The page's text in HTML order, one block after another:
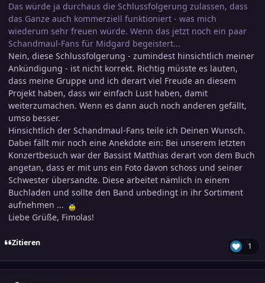
Das würde ja durchaus die Schlussfolgerung zulassen, dass
das Ganze auch kommerziell funktioniert - was mich
wiederum sehr freuen würde. Wenn das jetzt noch ein paar
Schandmaul-Fans für Midgard begeistert...
Nein, diese Schlussfolgerung - zumindest hinsichtlich meiner
Ankündigung - ist nicht korrekt. Richtig müsste es lauten,
dass meine Gruppe und ich derart viel Freude an diesem
Projekt haben, dass wir einfach Lust haben, damit
weiterzumachen. Wenn es dann auch noch anderen gefällt,
umso besser.
Hinsichtlich der Schandmaul-Fans teile ich Deinen Wunsch.
Dabei fällt mir noch eine Anekdote ein: Bei unserem letzten
Konzertbesuch war der Bassist Matthias derart von dem Buch
angetan, dass er mit uns ein Foto davon schoss und seiner
Schwester übersandte. Diese arbeitet nämlich in einem
Buchladen und sollte den Band unbedingt in ihr Sortiment
aufnehmen ...
Liebe Grüße, Fimolas!
Zitieren 1